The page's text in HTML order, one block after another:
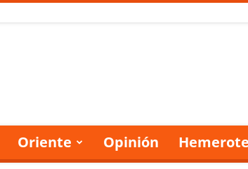
Oriente Opinión